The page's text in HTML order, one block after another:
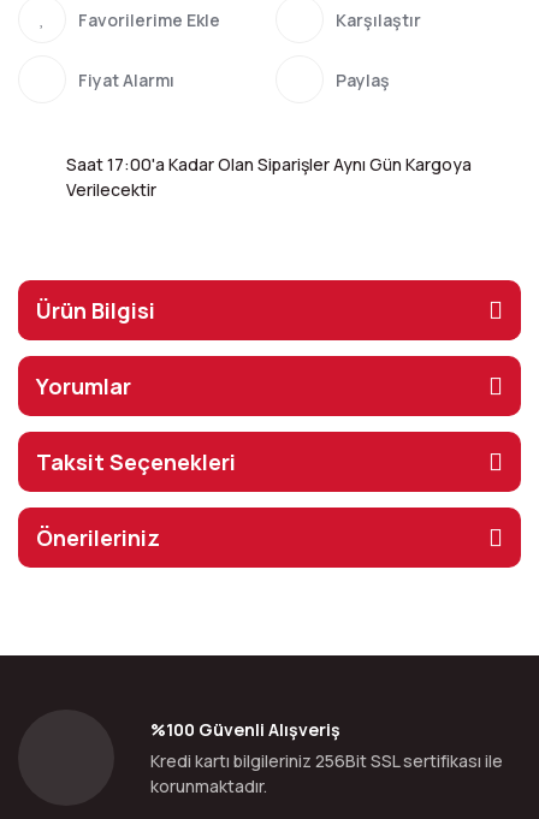
Karşılaştır
Fiyat Alarmı Paylaş
Saat 17:00'a Kadar Olan Siparişler Aynı Gün Kargoya
Verilecektir
Ürün Bilgisi
Yorumlar
Taksit Seçenekleri
Önerileriniz
%100 Güvenli Alışveriş
Kredi kartı bilgileriniz 256Bit SSL sertifikası ile
korunmaktadır.